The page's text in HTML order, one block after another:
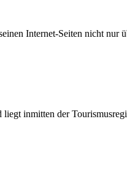
Internet-Seiten nicht
inmitten der